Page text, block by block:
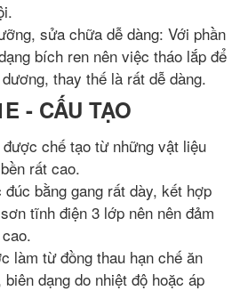
sửa chữa dễ dàng: Với phần
bích ren nên việc tháo lắp để
thay thế là rất dễ dàng.
- CẤU TẠO
chế tạo từ những vật liệu
rất cao.
bằng gang rất dày, kết hợp
tĩnh điện 3 lớp nên nên đảm
làm từ đồng thau hạn chế ăn
dạng do nhiệt độ hoặc áp